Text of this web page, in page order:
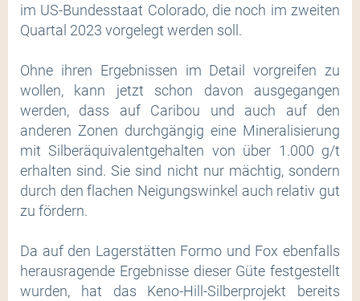
im US-Bundesstaat Colorado, die noch im zweiten
Quartal 2023 vorgelegt werden soll.
Ohne ihren Ergebnissen im Detail vorgreifen zu
wollen, kann jetzt schon davon ausgegangen
werden, dass auf Caribou und auch auf den
anderen Zonen durchgängig eine Mineralisierung
mit Silberäquivalentgehalten von über 1.000 g/t
erhalten sind. Sie sind nicht nur mächtig, sondern
durch den flachen Neigungswinkel auch relativ gut
zu fördern.
Da auf den Lagerstätten Formo und Fox ebenfalls
herausragende Ergebnisse dieser Güte festgestellt
wurden, hat das Keno-Hill-Silberprojekt bereits